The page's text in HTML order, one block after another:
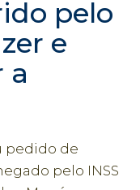
pelo
e
a
pedido de
pelo INSS